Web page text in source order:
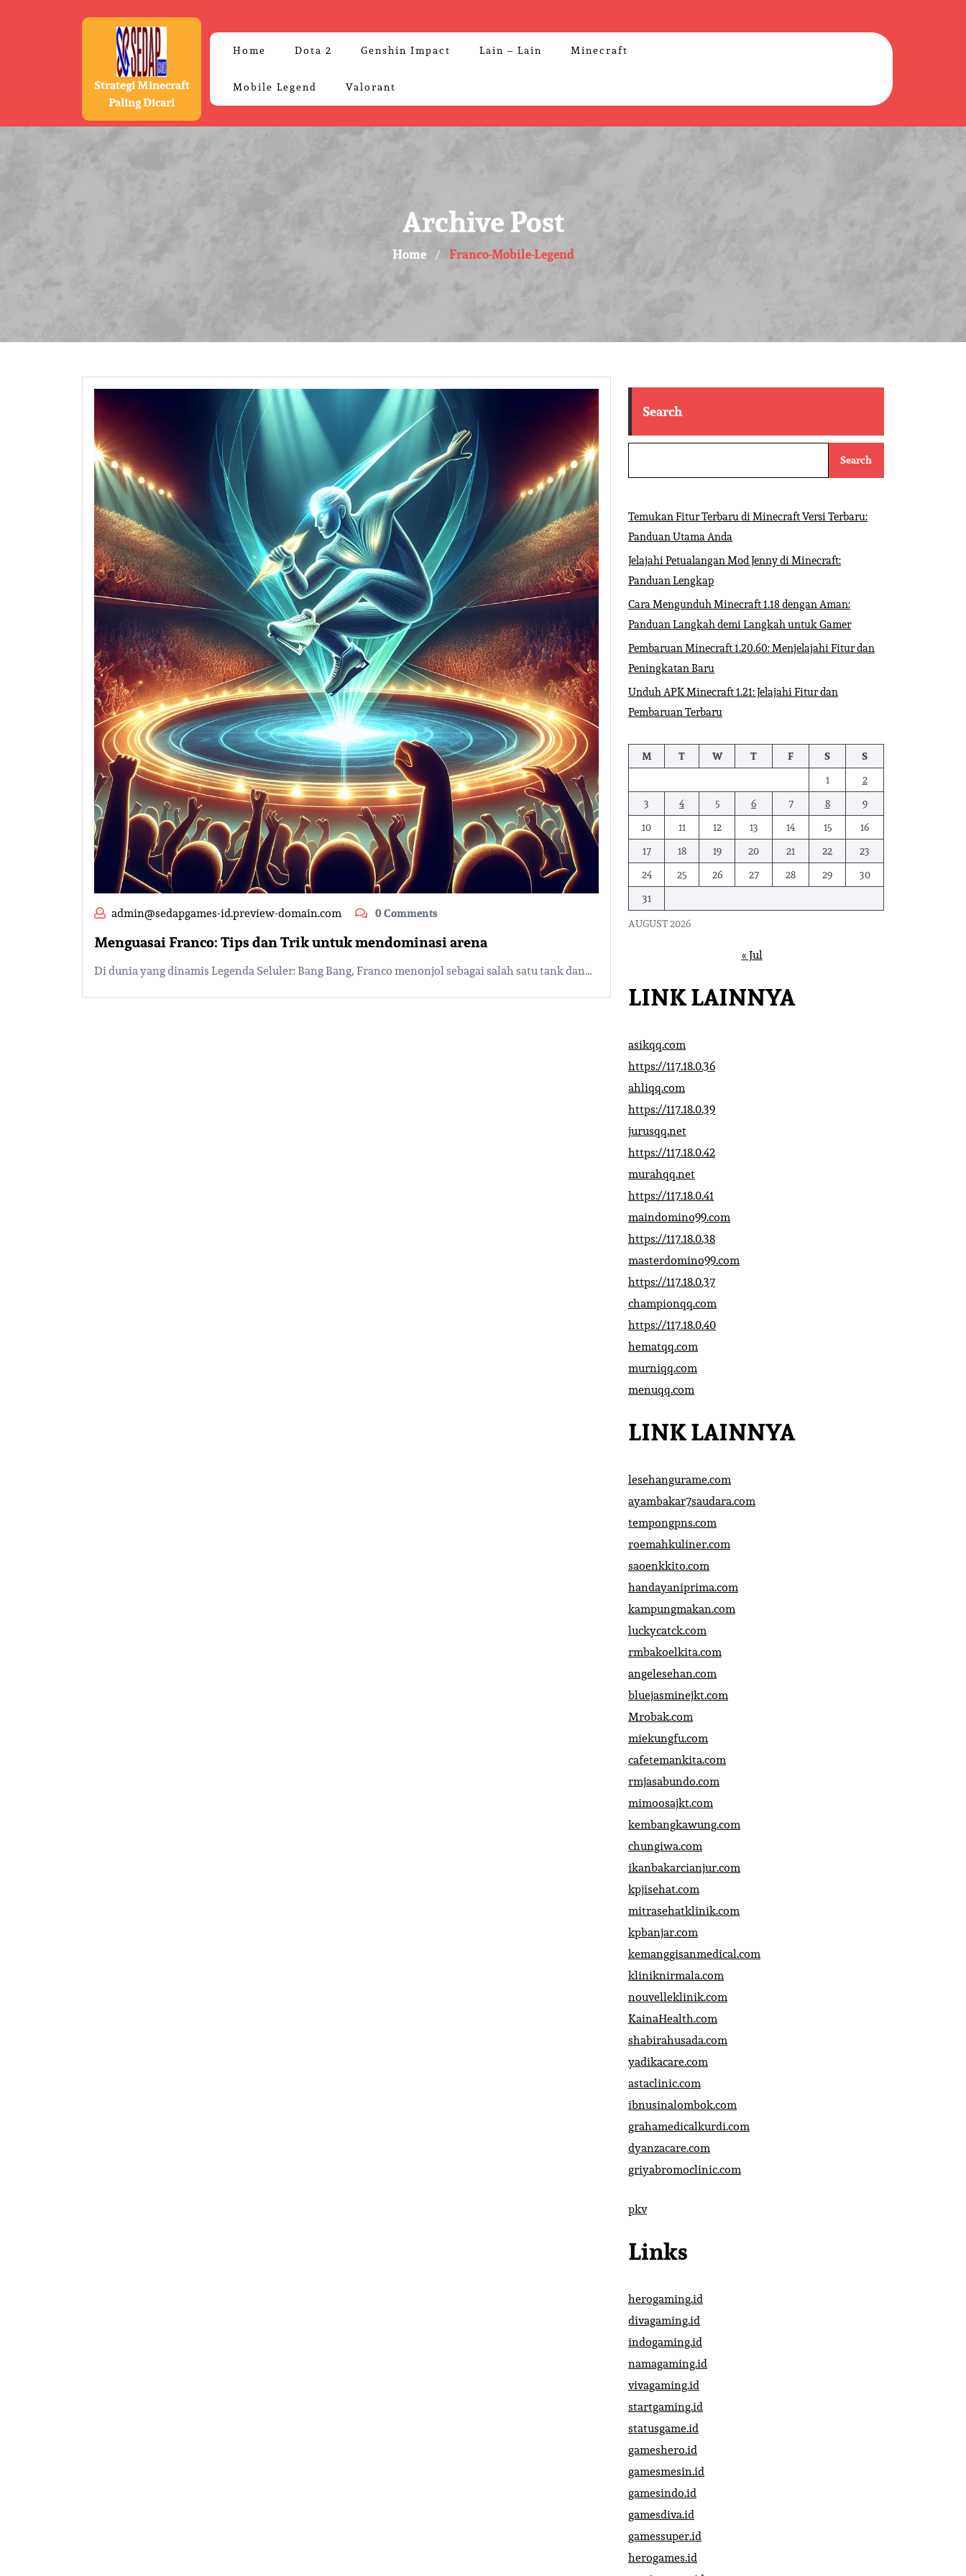
Strategi Minecraft
Paling Dicari
Home Dota 2 Genshin Impact Lain – Lain Minecraft
Mobile Legend Valorant
Archive Post
Home / Franco-Mobile-Legend
admin@sedapgames-id.preview-domain.com 0 Comments
Menguasai Franco: Tips dan Trik untuk mendominasi arena
Di dunia yang dinamis Legenda Seluler: Bang Bang, Franco menonjol sebagai salah satu tank dan…
Search
Search
Temukan Fitur Terbaru di Minecraft Versi Terbaru:
Panduan Utama Anda
Jelajahi Petualangan Mod Jenny di Minecraft:
Panduan Lengkap
Cara Mengunduh Minecraft 1.18 dengan Aman:
Panduan Langkah demi Langkah untuk Gamer
Pembaruan Minecraft 1.20.60: Menjelajahi Fitur dan
Peningkatan Baru
Unduh APK Minecraft 1.21: Jelajahi Fitur dan
Pembaruan Terbaru
AUGUST 2026
M T W T F S
S
1
2
3
4 5 6 7 8
9
10
11 12 13 14 15
16
17
18 19 20 21 22
23
24
25 26 27 28 29
30
31
« Jul
LINK LAINNYA
asikqq.com
https://117.18.0.36
ahliqq.com
https://117.18.0.39
jurusqq.net
https://117.18.0.42
murahqq.net
https://117.18.0.41
maindomino99.com
https://117.18.0.38
masterdomino99.com
https://117.18.0.37
championqq.com
https://117.18.0.40
hematqq.com
murniqq.com
menuqq.com
LINK LAINNYA
lesehangurame.com
ayambakar7saudara.com
tempongpns.com
roemahkuliner.com
saoenkkito.com
handayaniprima.com
kampungmakan.com
luckycatck.com
rmbakoelkita.com
angelesehan.com
bluejasminejkt.com
Mrobak.com
miekungfu.com
cafetemankita.com
rmjasabundo.com
mimoosajkt.com
kembangkawung.com
chungiwa.com
ikanbakarcianjur.com
kpjisehat.com
mitrasehatklinik.com
kpbanjar.com
kemanggisanmedical.com
kliniknirmala.com
nouvelleklinik.com
KainaHealth.com
shabirahusada.com
yadikacare.com
astaclinic.com
ibnusinalombok.com
grahamedicalkurdi.com
dyanzacare.com
griyabromoclinic.com
pkv
Links
herogaming.id
divagaming.id
indogaming.id
namagaming.id
vivagaming.id
startgaming.id
statusgame.id
gameshero.id
gamesmesin.id
gamesindo.id
gamesdiva.id
gamessuper.id
herogames.id